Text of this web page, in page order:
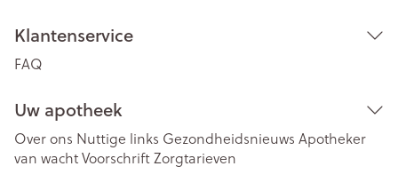
Klantenservice
FAQ
Uw apotheek
Over ons Nuttige links Gezondheidsnieuws Apotheker
van wachtVoorschriftZorgtarieven